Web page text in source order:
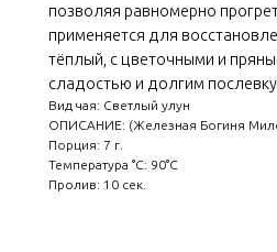
позволяя равномерно
применяется для
тёплый, с цветочными и
сладостью и долгим
Вид чая: Светлый улун
ОПИСАНИЕ: (Железная Богиня
Порция: 7 г.
Температура °C: 90°C
Пролив: 10 сек.